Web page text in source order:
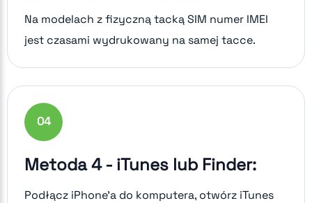
Na modelach z fizyczną tacką SIM numer IMEI
jest czasami wydrukowany na samej tacce.
04
Metoda 4 - iTunes lub Finder:
Podłącz iPhone'a do komputera, otwórz iTunes